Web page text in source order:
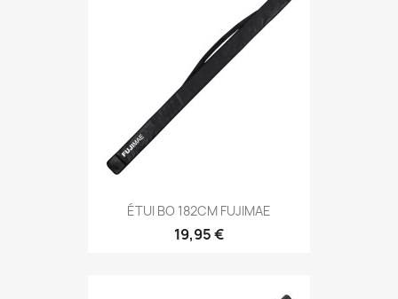
Aperçu rapide
ÉTUI BO 182CM FUJIMAE
19,95 €